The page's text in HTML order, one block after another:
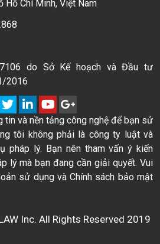
Hồ Chí Minh, Việt Nam
do Sở Kế hoạch và Đầu tư
2016
tin và nền tảng công nghệ để bạn sử
tôi không phải là công ty luật và
pháp lý. Bạn nên tham vấn ý kiến
lý mà bạn đang cần giải quyết. Vui
sử dụng và Chính sách bảo mật
Inc. All Rights Reserved 2019